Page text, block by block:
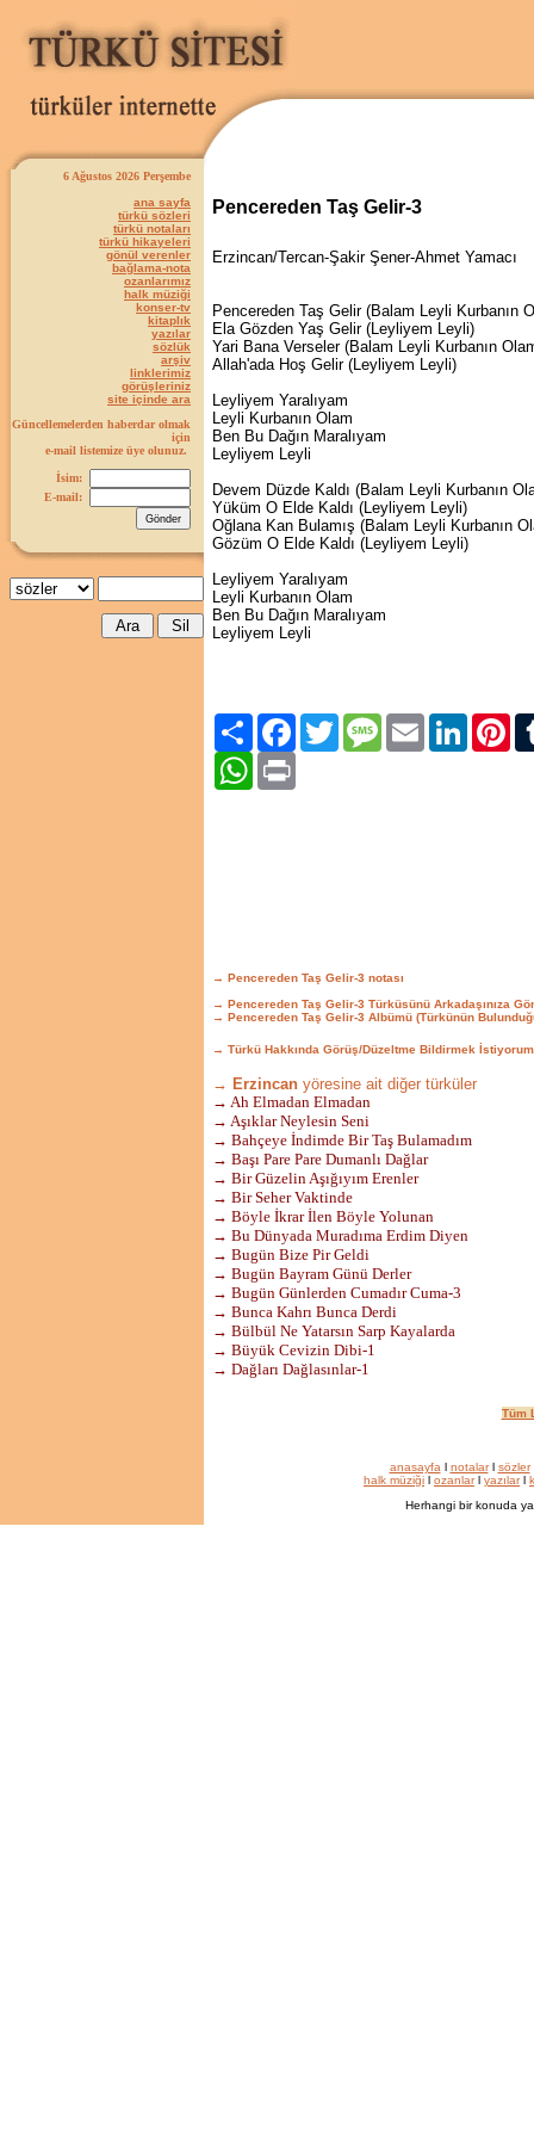
6 Ağustos 2026 Perşembe
ana sayfa
türkü sözleri
türkü notaları
türkü hikayeleri
gönül verenler
bağlama-nota
ozanlarımız
halk müziği
konser-tv
kitaplık
yazılar
sözlük
arşiv
linklerimiz
görüşleriniz
site içinde ara
Güncellemelerden haberdar olmak
için
e-mail listemize üye olunuz.
İsim:
E-mail:
Pencereden Taş Gelir-3
Erzincan/Tercan-Şakir Şener-Ahmet Yamacı
Pencereden Taş Gelir (Balam Leyli Kurbanın
Ela Gözden Yaş Gelir (Leyliyem Leyli)
Yari Bana Verseler (Balam Leyli Kurbanın
Allah'ada Hoş Gelir (Leyliyem Leyli)
Leyliyem Yaralıyam
Leyli Kurbanın Olam
Ben Bu Dağın Maralıyam
Leyliyem Leyli
Devem Düzde Kaldı (Balam Leyli Kurbanın
Yüküm O Elde Kaldı (Leyliyem Leyli)
Oğlana Kan Bulamış (Balam Leyli Kurbanın
Gözüm O Elde Kaldı (Leyliyem Leyli)
Leyliyem Yaralıyam
Leyli Kurbanın Olam
Ben Bu Dağın Maralıyam
Leyliyem Leyli
Paylaş FacebookTwitter Message Email LinkedIn
WhatsApp
→ Pencereden Taş Gelir-3 notası
→ Pencereden Taş Gelir-3 Türküsünü Arkadaşınıza
→ Pencereden Taş Gelir-3 Albümü (Türkünün
→ Türkü Hakkında Görüş/Düzeltme Bildirmek İstiyorum
→ Erzincan yöresine ait diğer türküler
→ Ah Elmadan Elmadan
→ Aşıklar Neylesin Seni
→ Bahçeye İndimde Bir Taş Bulamadım
→ Başı Pare Pare Dumanlı Dağlar
→ Bir Güzelin Aşığıyım Erenler
→ Bir Seher Vaktinde
→ Böyle İkrar İlen Böyle Yolunan
→ Bu Dünyada Muradıma Erdim Diyen
→ Bugün Bize Pir Geldi
→ Bugün Bayram Günü Derler
→ Bugün Günlerden Cumadır Cuma-3
→ Bunca Kahrı Bunca Derdi
→ Bülbül Ne Yatarsın Sarp Kayalarda
→ Büyük Cevizin Dibi-1
→ Dağları Dağlasınlar-1
Tüm
anasayfa l notalarl sözler
halk müziği l ozanlarl yazılarl
Herhangi bir konuda